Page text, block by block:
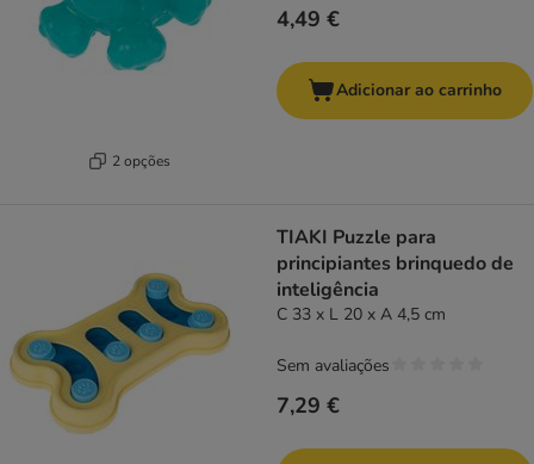
2 opções
4,49 €
Adicionar ao carrinho
TIAKI Puzzle para
principiantes brinquedo de
inteligência
C 33 x L 20 x A 4,5 cm
7,29 €
Sem avaliações